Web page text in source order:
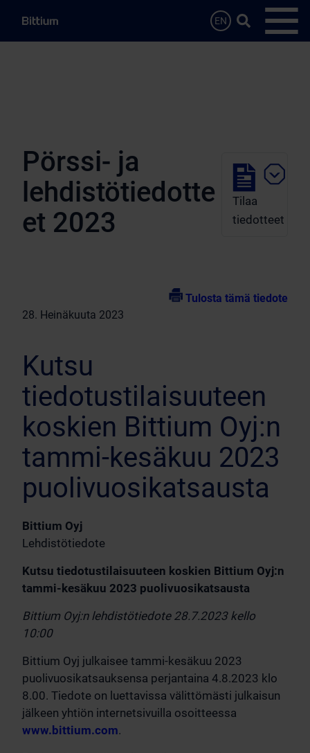
EN
Hae…
Avaa
Pörssi- ja
lehdistötiedotte
et 2023
Tilaa
tiedotteet
Tulosta tämä tiedote
28. Heinäkuuta 2023
Kutsu
tiedotustilaisuuteen
koskien Bittium Oyj:n
tammi-kesäkuu 2023
puolivuosikatsausta
Bittium Oyj
Lehdistötiedote
Kutsu tiedotustilaisuuteen koskien Bittium Oyj:n
tammi-kesäkuu 2023 puolivuosikatsausta
Bittium Oyj:n lehdistötiedote 28.7.2023 kello
10:00
Bittium Oyj julkaisee tammi-kesäkuu 2023
puolivuosikatsauksensa perjantaina 4.8.2023 klo
8.00. Tiedote on luettavissa välittömästi julkaisun
jälkeen yhtiön internetsivuilla osoitteessa
www.bittium.com.